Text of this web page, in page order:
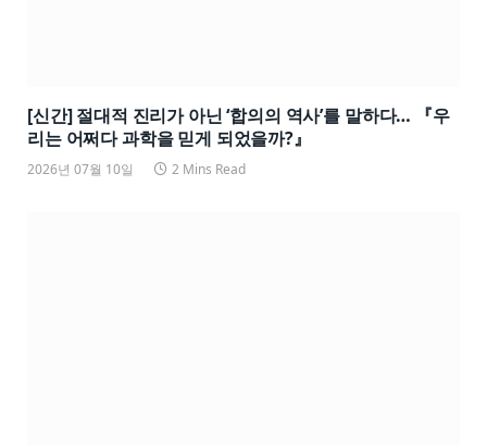
[신간] 절대적 진리가 아닌 ‘합의의 역사’를 말하다… 『우
리는 어쩌다 과학을 믿게 되었을까?』
2026년 07월 10일 2 Mins Read